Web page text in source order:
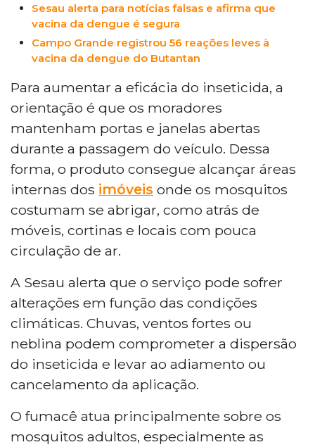
Sesau alerta para notícias falsas e afirma que
vacina da dengue é segura
Campo Grande registrou 56 reações leves à
vacina da dengue do Butantan
Para aumentar a eficácia do inseticida, a
orientação é que os moradores
mantenham portas e janelas abertas
durante a passagem do veículo. Dessa
forma, o produto consegue alcançar áreas
internas dos imóveis onde os mosquitos
costumam se abrigar, como atrás de
móveis, cortinas e locais com pouca
circulação de ar.
A Sesau alerta que o serviço pode sofrer
alterações em função das condições
climáticas. Chuvas, ventos fortes ou
neblina podem comprometer a dispersão
do inseticida e levar ao adiamento ou
cancelamento da aplicação.
O fumacê atua principalmente sobre os
mosquitos adultos, especialmente as